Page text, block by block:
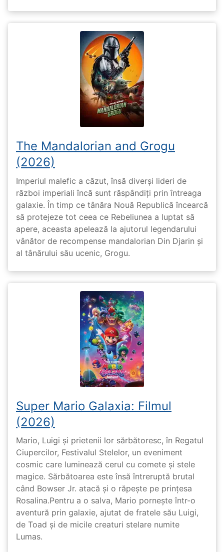
The Mandalorian and Grogu
(2026)
Imperiul malefic a căzut, însă diverși lideri de
război imperiali încă sunt răspândiți prin întreaga
galaxie. În timp ce tânăra Nouă Republică încearcă
să protejeze tot ceea ce Rebeliunea a luptat să
apere, aceasta apelează la ajutorul legendarului
vânător de recompense mandalorian Din Djarin și
al tânărului său ucenic, Grogu.
Super Mario Galaxia: Filmul
(2026)
Mario, Luigi și prietenii lor sărbătoresc, în Regatul
Ciupercilor, Festivalul Stelelor, un eveniment
cosmic care luminează cerul cu comete și stele
magice. Sărbătoarea este însă întreruptă brutal
când Bowser Jr. atacă și o răpește pe prinţesa
Rosalina.Pentru a o salva, Mario pornește într-o
aventură prin galaxie, ajutat de fratele său Luigi,
de Toad și de micile creaturi stelare numite
Lumas.